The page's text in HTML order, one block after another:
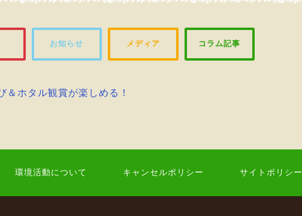
お知らせ メディア コラム記事
＆ホタル観賞が楽しめる！
環境活動について キャンセルポリシー サイトポリシー